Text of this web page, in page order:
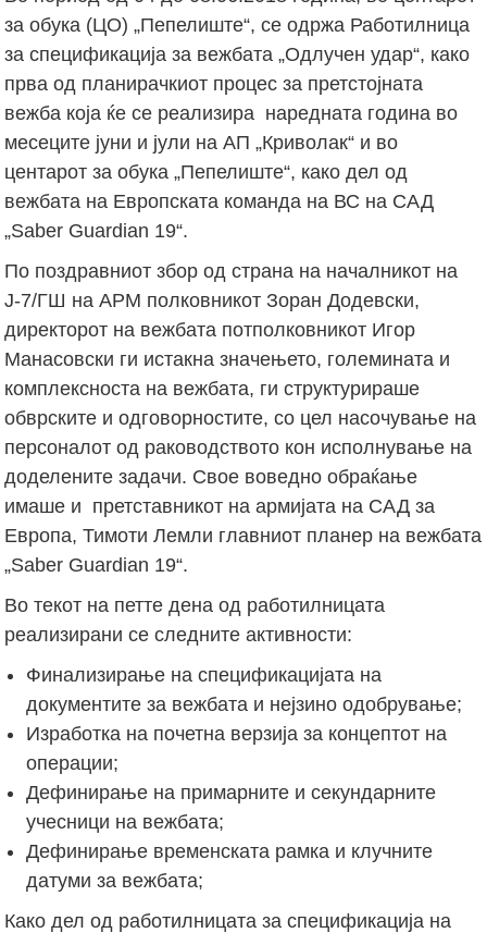
за обука (ЦО) „Пепелиште“, се одржа Работилница
за спецификација за вежбата „Одлучен удар“, како
прва од планирачкиот процес за претстојната
вежба која ќе се реализира наредната година во
месеците јуни и јули на АП „Криволак“ и во
центарот за обука „Пепелиште“, како дел од
вежбата на Европската команда на ВС на САД
„Sаber Guardian 19“.
По поздравниот збор од страна на началникот на
Ј-7/ГШ на АРМ полковникот Зоран Додевски,
директорот на вежбата потполковникот Игор
Манасовски ги истакна значењето, големината и
комплексноста на вежбата, ги структурираше
обврските и одговорностите, со цел насочување на
персоналот од раководството кон исполнување на
доделените задачи. Свое воведно обраќање
имаше и претставникот на армијата на САД за
Европа, Тимоти Лемли главниот планер на вежбата
„Saber Guardian 19“.
Во текот на петте дена од работилницата
реализирани се следните активности:
Финализирање на спецификацијата на
документите за вежбата и нејзино одобрување;
Изработка на почетна верзија за концептот на
операции;
Дефинирање на примарните и секундарните
учесници на вежбата;
Дефинирање временската рамка и клучните
датуми за вежбата;
Како дел од работилницата за спецификација на